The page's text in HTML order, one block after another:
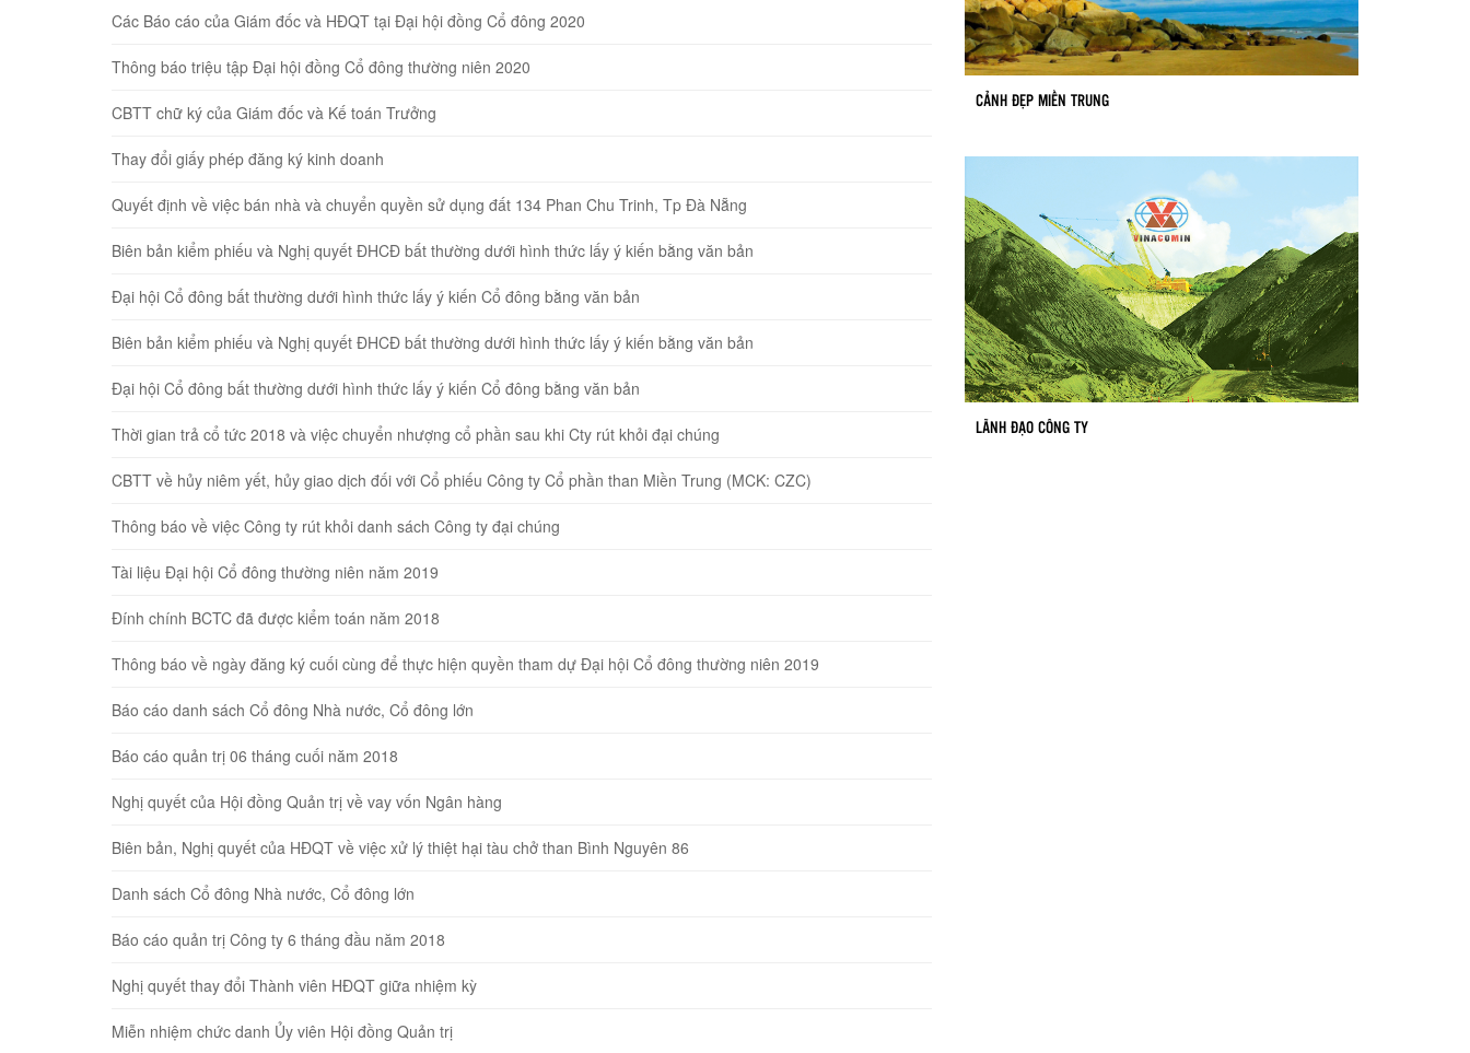
Các Báo cáo của Giám đốc và HĐQT tại Đại hội đồng Cổ đông 2020
Thông báo triệu tập Đại hội đồng Cổ đông thường niên 2020
CBTT chữ ký của Giám đốc và Kế toán Trưởng
Thay đổi giấy phép đăng ký kinh doanh
Quyết định về việc bán nhà và chuyển quyền sử dụng đất 134 Phan Chu Trinh, Tp Đà Nẵng
Biên bản kiểm phiếu và Nghị quyết ĐHCĐ bất thường dưới hình thức lấy ý kiến bằng văn bản
Đại hội Cổ đông bất thường dưới hình thức lấy ý kiến Cổ đông bằng văn bản
Biên bản kiểm phiếu và Nghị quyết ĐHCĐ bất thường dưới hình thức lấy ý kiến bằng văn bản
Đại hội Cổ đông bất thường dưới hình thức lấy ý kiến Cổ đông bằng văn bản
Thời gian trả cổ tức 2018 và việc chuyển nhượng cổ phần sau khi Cty rút khỏi đại chúng
CBTT về hủy niêm yết, hủy giao dịch đối với Cổ phiếu Công ty Cổ phần than Miền Trung (MCK: CZC)
Thông báo về việc Công ty rút khỏi danh sách Công ty đại chúng
Tài liệu Đại hội Cổ đông thường niên năm 2019
Đính chính BCTC đã được kiểm toán năm 2018
Thông báo về ngày đăng ký cuối cùng để thực hiện quyền tham dự Đại hội Cổ đông thường niên 2019
Báo cáo danh sách Cổ đông Nhà nước, Cổ đông lớn
Báo cáo quản trị 06 tháng cuối năm 2018
Nghị quyết của Hội đồng Quản trị về vay vốn Ngân hàng
Biên bản, Nghị quyết của HĐQT về việc xử lý thiệt hại tàu chở than Bình Nguyên 86
Danh sách Cổ đông Nhà nước, Cổ đông lớn
Báo cáo quản trị Công ty 6 tháng đầu năm 2018
Nghị quyết thay đổi Thành viên HĐQT giữa nhiệm kỳ
Miễn nhiệm chức danh Ủy viên Hội đồng Quản trị
CẢNH ĐẸP MIỀN TRUNG
LÃNH ĐẠO CÔNG TY